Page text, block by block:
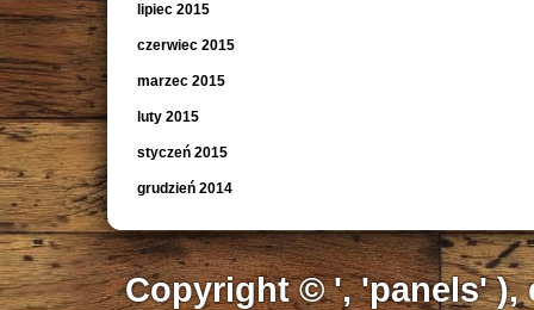
lipiec 2015
czerwiec 2015
marzec 2015
luty 2015
styczeń 2015
grudzień 2014
Copyright © ', 'panels' ),